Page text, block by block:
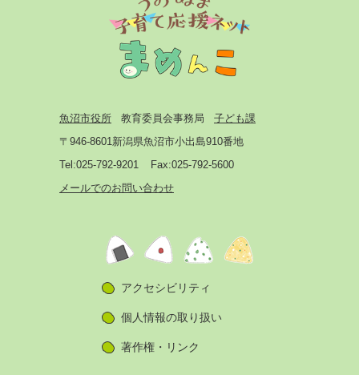
魚沼市役所 教育委員会事務局
子ども課
〒946-8601 新潟県魚沼市小出島910番地
Tel:025-792-9201
Fax:025-792-5600
メールでのお問い合わせ
アクセシビリティ
個人情報の取り扱い
著作権・リンク